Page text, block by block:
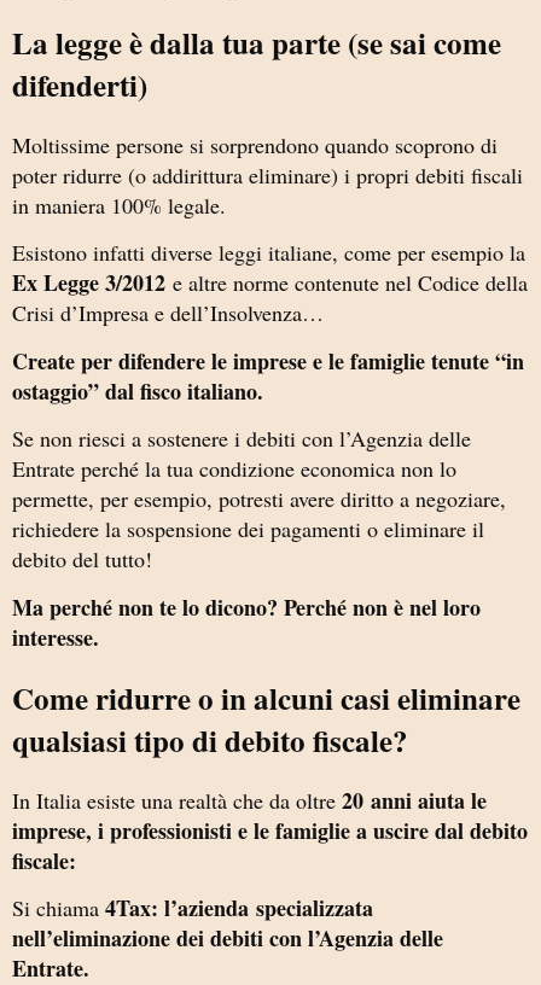
La legge è dalla tua parte (se sai come
difenderti)
Moltissime persone si sorprendono quando scoprono di
poter ridurre (o addirittura eliminare) i propri debiti fiscali
in maniera 100% legale.
Esistono infatti diverse leggi italiane, come per esempio la
Ex Legge 3/2012 e altre norme contenute nel Codice della
Crisi d’Impresa e dell’Insolvenza…
Create per difendere le imprese e le famiglie tenute “in
ostaggio” dal fisco italiano.
Se non riesci a sostenere i debiti con l’Agenzia delle
Entrate perché la tua condizione economica non lo
permette, per esempio, potresti avere diritto a negoziare,
richiedere la sospensione dei pagamenti o eliminare il
debito del tutto!
Ma perché non te lo dicono? Perché non è nel loro
interesse.
Come ridurre o in alcuni casi eliminare
qualsiasi tipo di debito fiscale?
In Italia esiste una realtà che da oltre 20 anni aiuta le
imprese, i professionisti e le famiglie a uscire dal debito
fiscale:
Si chiama 4Tax: l’azienda specializzata
nell’eliminazione dei debiti con l’Agenzia delle
Entrate.